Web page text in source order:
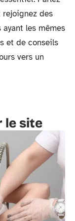
des
les mêmes
et de conseils
vers un
le site